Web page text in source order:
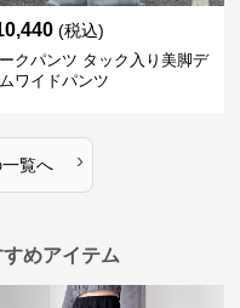
(税込)
クパンツ タック入り美脚デ
ワイドパンツ
覧へ ›
めアイテム